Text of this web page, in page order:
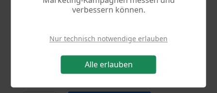
verbessern können.
Nur technisch notwendige erlauben
Alle erlauben
Lizenzschlüssel auf CD. Kostenloser